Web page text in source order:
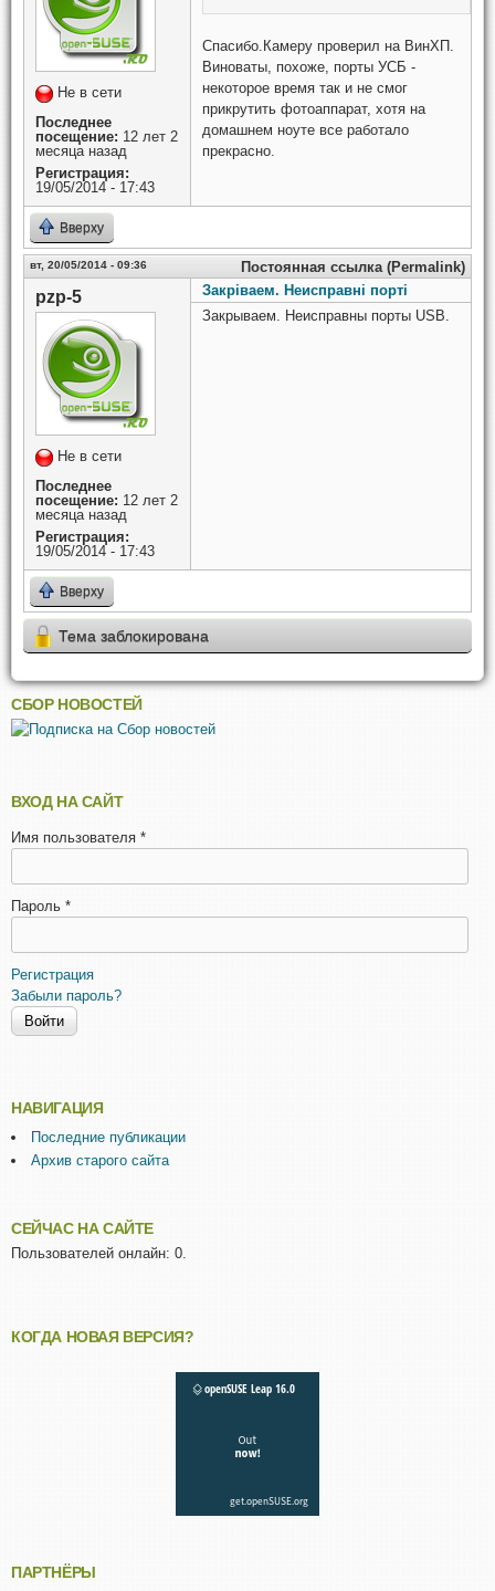
Не в сети
Последнее
посещение: 12 лет 2
месяца назад
Регистрация:
19/05/2014 - 17:43
Спасибо.Камеру проверил на ВинХП.
Виноваты, похоже, порты УСБ -
некоторое время так и не смог
прикрутить фотоаппарат, хотя на
домашнем ноуте все работало
прекрасно.
Вверху
вт, 20/05/2014 - 09:36 Постоянная ссылка (Permalink)
pzp-5
Не в сети
Последнее
посещение: 12 лет 2
месяца назад
Регистрация:
19/05/2014 - 17:43
Закріваем. Неисправні порті
Закрываем. Неисправны порты USB.
Вверху
Тема заблокирована
СБОР НОВОСТЕЙ
ВХОД НА САЙТ
Имя пользователя *
Пароль *
Регистрация
Забыли пароль?
НАВИГАЦИЯ
Последние публикации
Архив старого сайта
СЕЙЧАС НА САЙТЕ
Пользователей онлайн: 0.
КОГДА НОВАЯ ВЕРСИЯ?
ПАРТНЁРЫ